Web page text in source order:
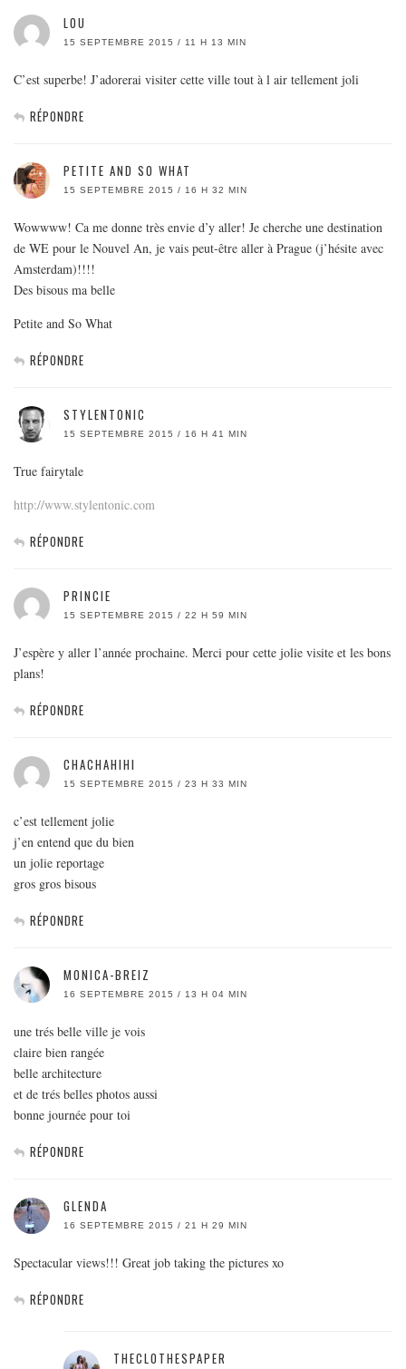
LOU
15 SEPTEMBRE 2015 / 11 H 13 MIN
C’est superbe! J’adorerai visiter cette ville tout à l air tellement joli
RÉPONDRE
PETITE AND SO WHAT
15 SEPTEMBRE 2015 / 16 H 32 MIN
Wowwww! Ca me donne très envie d’y aller! Je cherche une destination
de WE pour le Nouvel An, je vais peut-être aller à Prague (j’hésite avec
Amsterdam)!!!!
Des bisous ma belle
Petite and So What
RÉPONDRE
STYLENTONIC
15 SEPTEMBRE 2015 / 16 H 41 MIN
True fairytale
http://www.stylentonic.com
RÉPONDRE
PRINCIE
15 SEPTEMBRE 2015 / 22 H 59 MIN
J’espère y aller l’année prochaine. Merci pour cette jolie visite et les bons
plans!
RÉPONDRE
CHACHAHIHI
15 SEPTEMBRE 2015 / 23 H 33 MIN
c’est tellement jolie
j’en entend que du bien
un jolie reportage
gros gros bisous
RÉPONDRE
MONICA-BREIZ
16 SEPTEMBRE 2015 / 13 H 04 MIN
une trés belle ville je vois
claire bien rangée
belle architecture
et de trés belles photos aussi
bonne journée pour toi
RÉPONDRE
GLENDA
16 SEPTEMBRE 2015 / 21 H 29 MIN
Spectacular views!!! Great job taking the pictures xo
RÉPONDRE
THECLOTHESPAPER